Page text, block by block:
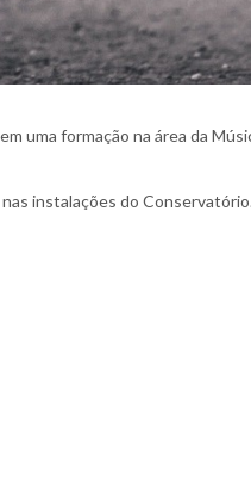
uma formação na área da
instalações do